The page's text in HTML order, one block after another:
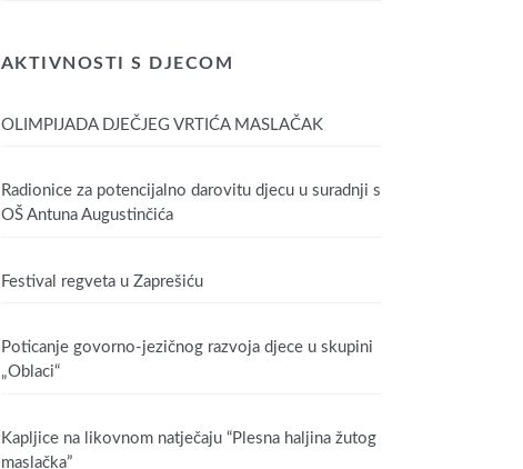
AKTIVNOSTI S DJECOM
OLIMPIJADA DJEČJEG VRTIĆA MASLAČAK
Radionice za potencijalno darovitu djecu u suradnji s
OŠ Antuna Augustinčića
Festival regveta u Zaprešiću
Poticanje govorno-jezičnog razvoja djece u skupini
„Oblaci“
Kapljice na likovnom natječaju “Plesna haljina žutog
maslačka”